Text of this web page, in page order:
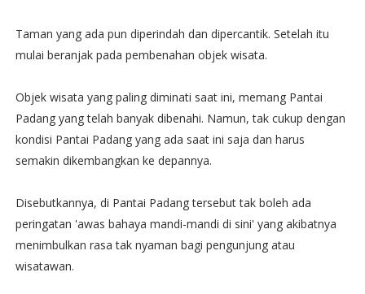
Taman yang ada pun diperindah dan dipercantik. Setelah itu
mulai beranjak pada pembenahan objek wisata.
Objek wisata yang paling diminati saat ini, memang Pantai
Padang yang telah banyak dibenahi. Namun, tak cukup dengan
kondisi Pantai Padang yang ada saat ini saja dan harus
semakin dikembangkan ke depannya.
Disebutkannya, di Pantai Padang tersebut tak boleh ada
peringatan 'awas bahaya mandi-mandi di sini' yang akibatnya
menimbulkan rasa tak nyaman bagi pengunjung atau
wisatawan.